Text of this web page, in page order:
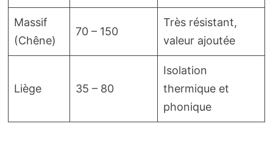
Massif
(Chêne)
70 – 150
Très résistant,
valeur ajoutée
Liège 35 – 80
Isolation
thermique et
phonique